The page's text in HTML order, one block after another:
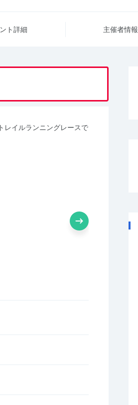
ト詳細 主催者情報
レイルランニングレースで